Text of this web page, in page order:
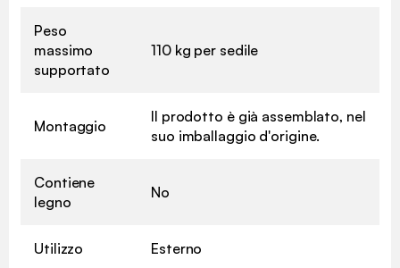
Peso
massimo
supportato
110 kg per sedile
Montaggio
Il prodotto è già assemblato, nel
suo imballaggio d'origine.
Contiene
legno
No
Utilizzo Esterno